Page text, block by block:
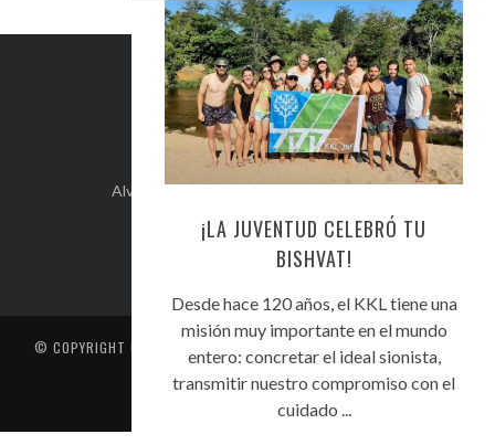
¡LA JUVENTUD CELEBRÓ TU
BISHVAT!
Desde hace 120 años, el KKL tiene una
misión muy importante en el mundo
entero: concretar el ideal sionista,
transmitir nuestro compromiso con el
cuidado ...
INFO DE CONTACTO
Alvear 254, Córdoba Capital, Argentina.
kehilacordoba@kehilacordoba.org
© COPYRIGHT CENTRO UNIÓN ISRAELITA DE CÓRDOBA
. TODOS LOS
DERECHOS RESERVADOS